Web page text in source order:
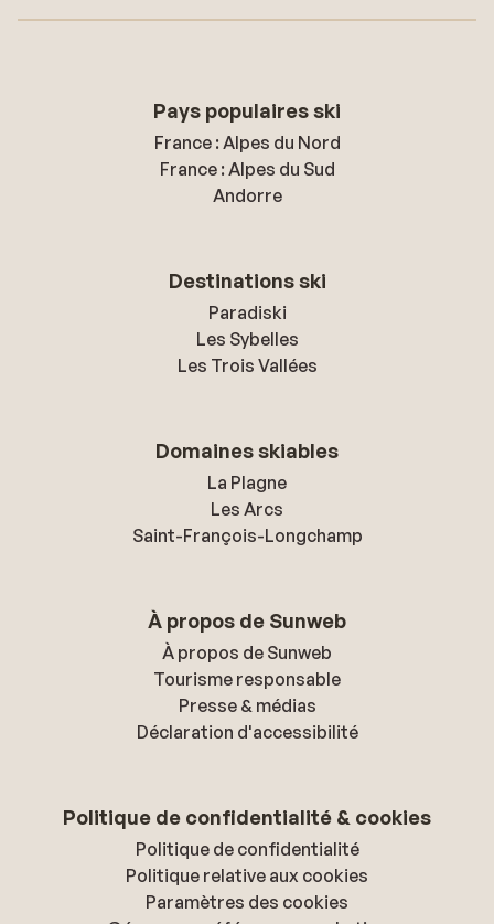
Pays populaires ski
France : Alpes du Nord
France : Alpes du Sud
Andorre
Destinations ski
Paradiski
Les Sybelles
Les Trois Vallées
Domaines skiables
La Plagne
Les Arcs
Saint-François-Longchamp
À propos de Sunweb
À propos de Sunweb
Tourisme responsable
Presse & médias
Déclaration d'accessibilité
Politique de confidentialité & cookies
Politique de confidentialité
Politique relative aux cookies
Paramètres des cookies